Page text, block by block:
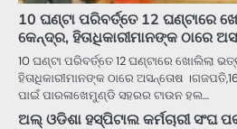
10 ଘଣ୍ଟା ପରିବର୍ତ୍ତେ 12 ଘଣ୍ଟାରେ
କେନ୍ଦ୍ର, ହିତାଧିକାରୀମାନଙ୍କ ଠାରେ
10 ଘଣ୍ଟା ପରିବର୍ତ୍ତେ 12 ଘଣ୍ଟାରେ ଖୋଲିଲା
ହିତାଧିକାରୀମାନଙ୍କ ଠାରେ ଅସନ୍ତୋଷ
ପାଇଁ ପାରଳାଖେମୁଣ୍ଡି ସହରର ଟାଉନ ହଲ…
ଅଲ୍ ଓଡିଶା ହସ୍ପିଟାଲ କର୍ମଚାରୀ ସଂଘ